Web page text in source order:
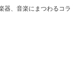
器、音楽にまつわるコラ